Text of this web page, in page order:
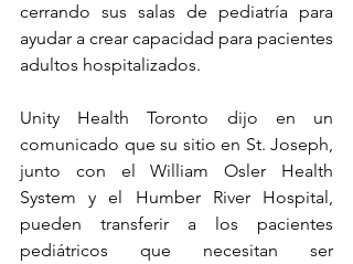
cerrando sus salas de pediatría para
ayudar a crear capacidad para pacientes
adultos hospitalizados.
Unity Health Toronto dijo en un
comunicado que su sitio en St. Joseph,
junto con el William Osler Health
System y el Humber River Hospital,
pueden transferir a los pacientes
pediátricos que necesitan ser